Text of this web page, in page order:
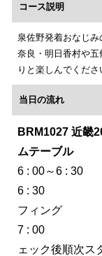
コース説明
泉佐野発着おなじみ
奈良・明日香村や五
りと楽しんでくださ
当日の流れ
BRM1027 近畿
ムテーブル
6 : 00～6 : 30
6 : 30 7 :
フィング
7 : 00 7 :
ェック後順次ス